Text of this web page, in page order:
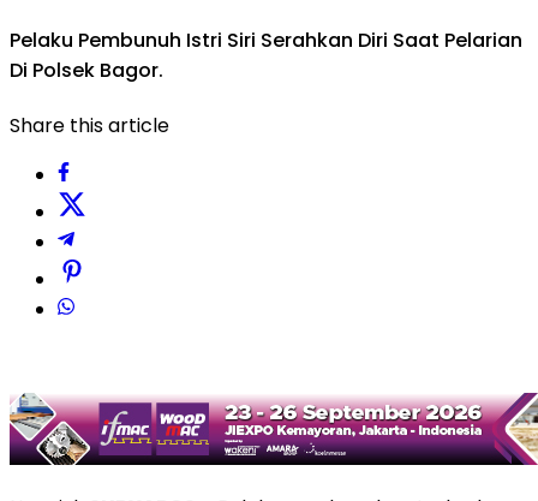
Pelaku Pembunuh Istri Siri Serahkan Diri Saat Pelarian
Di Polsek Bagor.
Share this article